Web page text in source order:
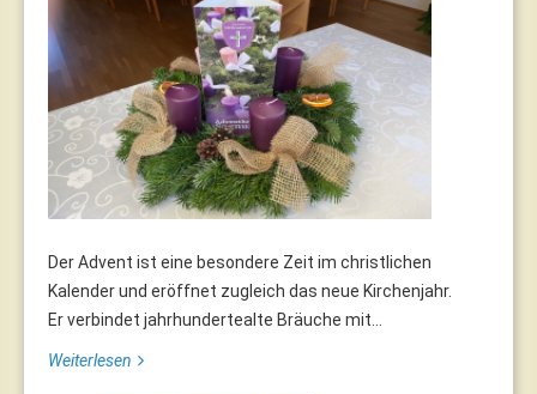
Der Advent ist eine besondere Zeit im christlichen
Kalender und eröffnet zugleich das neue Kirchenjahr.
Er verbindet jahrhundertealte Bräuche mit...
Weiterlesen